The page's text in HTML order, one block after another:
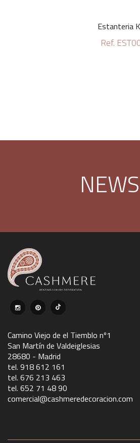
Estanteria
Ref.
Camino Viejo de el Tiemblo nº1
San Martín de Valdeiglesias
28680 - Madrid
tel. 918 612 161
tel. 676 213 463
tel. 652 71 48 90
comercial@cashmeredecoracion.com